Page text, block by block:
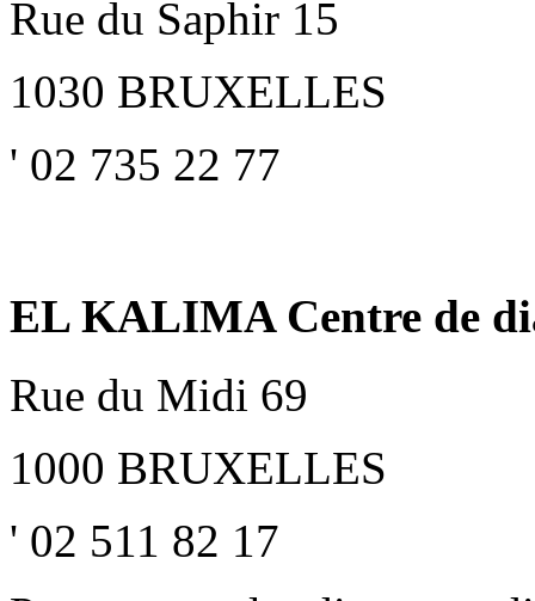
Rue du Saphir 15
1030 BRUXELLES
' 02 735 22 77
EL KALIMA Centre de
Rue du Midi 69
1000 BRUXELLES
' 02 511 82 17